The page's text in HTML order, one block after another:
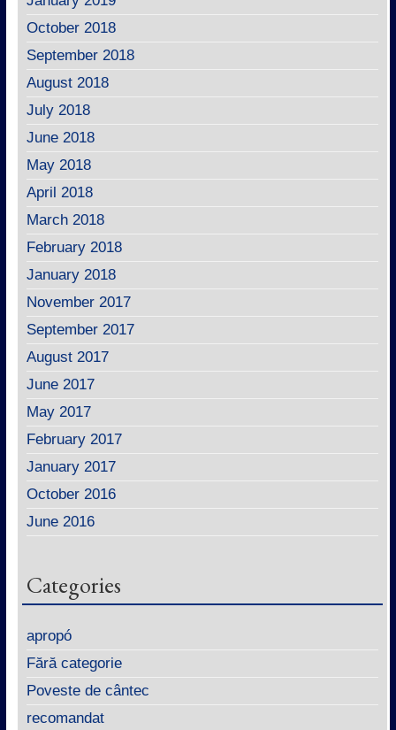
October 2018
September 2018
August 2018
July 2018
June 2018
May 2018
April 2018
March 2018
February 2018
January 2018
November 2017
September 2017
August 2017
June 2017
May 2017
February 2017
January 2017
October 2016
June 2016
Categories
apropó
Fără categorie
Poveste de cântec
recomandat